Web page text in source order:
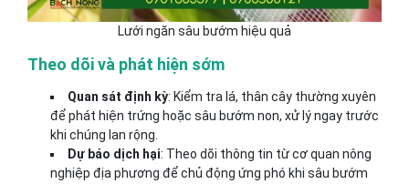
Lưới ngăn sâu bướm hiệu quả
Theo dõi và phát hiện sớm
Quan sát định kỳ: Kiểm tra lá, thân cây thường xuyên
để phát hiện trứng hoặc sâu bướm non, xử lý ngay trước
khi chúng lan rộng.
Dự báo dịch hại: Theo dõi thông tin từ cơ quan nông
nghiệp địa phương để chủ động ứng phó khi sâu bướm